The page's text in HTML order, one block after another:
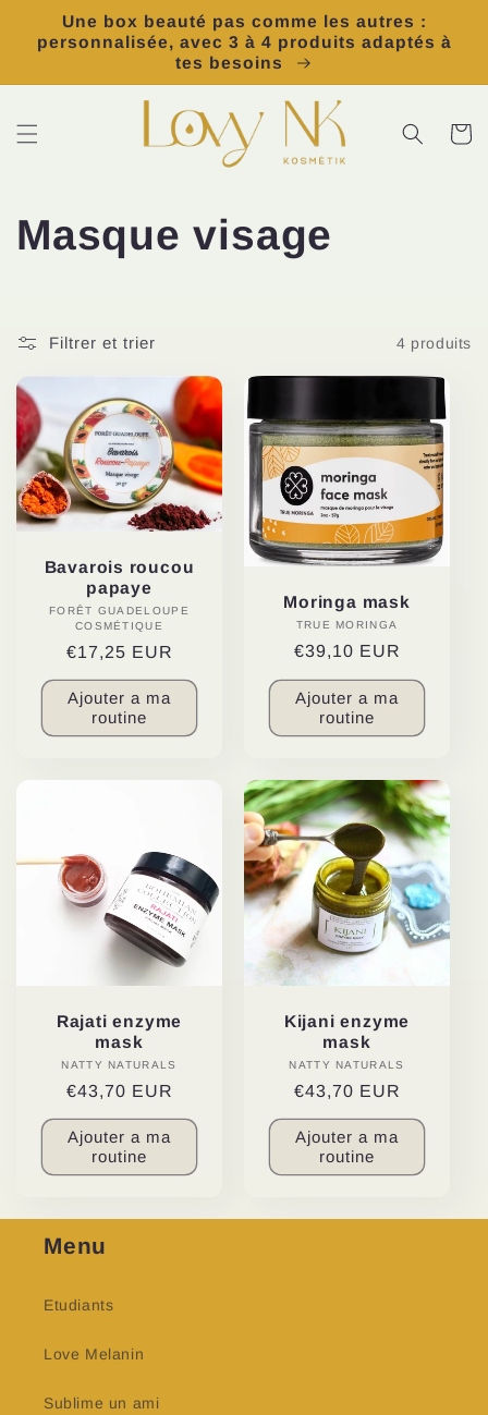
passer
au
Une box beauté pas comme les autres :
personnalisée, avec 3 à 4 produits adaptés à
tes besoins
Panier
C
l
l
e
c
n
Masque visage
Filtrer et trier 4 produits
Bavarois roucou
papaye
Distributeur :
FORÊT GUADELOUPE
COSMÉTIQUE
Prix
habituel
€17,25 EUR
Ajouter a ma
routine
Moringa mask
Distributeur :
TRUE MORINGA
Prix
habituel
€39,10 EUR
Ajouter a ma
routine
Rajati enzyme
mask
Distributeur :
NATTY NATURALS
Prix
habituel
€43,70 EUR
Ajouter a ma
routine
Kijani enzyme
mask
Distributeur :
NATTY NATURALS
Prix
habituel
€43,70 EUR
Ajouter a ma
routine
Menu
Etudiants
Love Melanin
Sublime un ami